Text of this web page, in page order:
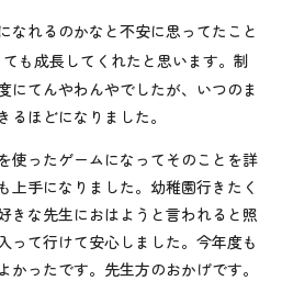
れるのかなと不安に思ってたこと
も成長してくれたと思います。制
にてんやわんやでしたが、いつのま
きるほどになりました。
使ったゲームになってそのことを詳
上手になりました。幼稚園行きたく
きな先生におはようと言われると照
って行けて安心しました。今年度も
かったです。先生方のおかげです。